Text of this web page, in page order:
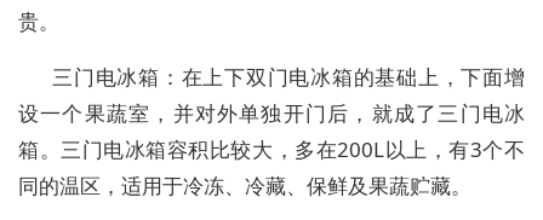
贵。
三门电冰箱：在上下双门电冰箱的基础上，下面增
设一个果蔬室，并对外单独开门后，就成了三门电冰
箱。三门电冰箱容积比较大，多在200L以上，有3个不
同的温区，适用于冷冻、冷藏、保鲜及果蔬贮藏。